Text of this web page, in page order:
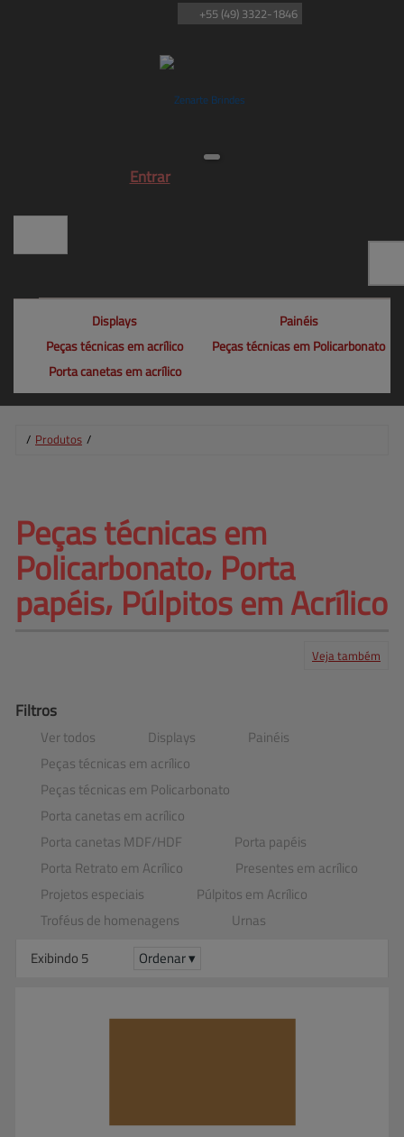
Entrar
+55 (49) 3322-1846
Displays
Painéis
Peças técnicas em acrílico
Peças técnicas em Policarbonato
Porta canetas em acrílico
/ Produtos /
Peças técnicas em
Policarbonato⸴ Porta
papéis⸴ Púlpitos em Acrílico
Veja também
Filtros
Ver todos Displays
Painéis
Peças técnicas em acrílico
Peças técnicas em Policarbonato
Porta canetas em acrílico
Porta canetas MDF​/​HDF
Porta papéis
Porta Retrato em Acrílico
Presentes em acrílico
Projetos especiais
Púlpitos em Acrílico
Troféus de homenagens
Urnas
Exibindo 5
Ordenar ▾